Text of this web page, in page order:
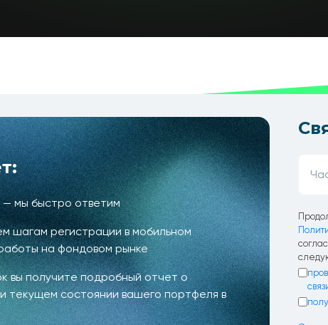
мы быстро ответим
шагам регистрации в мобильном
на фондовом рынке
вы получите подробный отчет о
текущем состоянии вашего портфеля в